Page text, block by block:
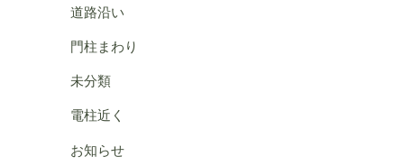
道路沿い
門柱まわり
未分類
電柱近く
お知らせ